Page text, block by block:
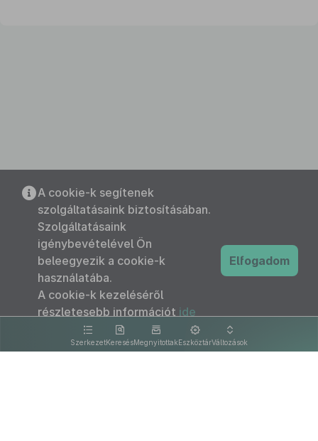
SzerkezetKeresésMegnyitottakEszköztárVáltozások
A cookie-k segítenek
szolgáltatásaink biztosításában.
Szolgáltatásaink
igénybevételével Ön
beleegyezik a cookie-k
használatába.
A cookie-k kezeléséről
részletesebb információt ide
kattintva olvashat.
Elfogadom